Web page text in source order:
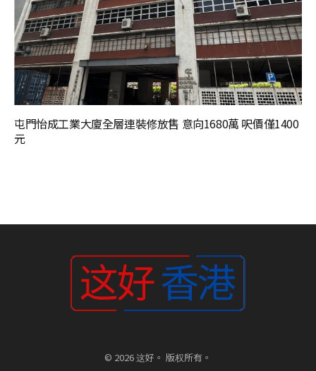
屯門怡成工業大廈全層連裝修放售 意向1680萬 呎價僅1400
元
© 2026 这好。 版权所有。